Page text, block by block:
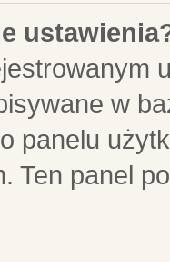
w
panelu
Ten panel